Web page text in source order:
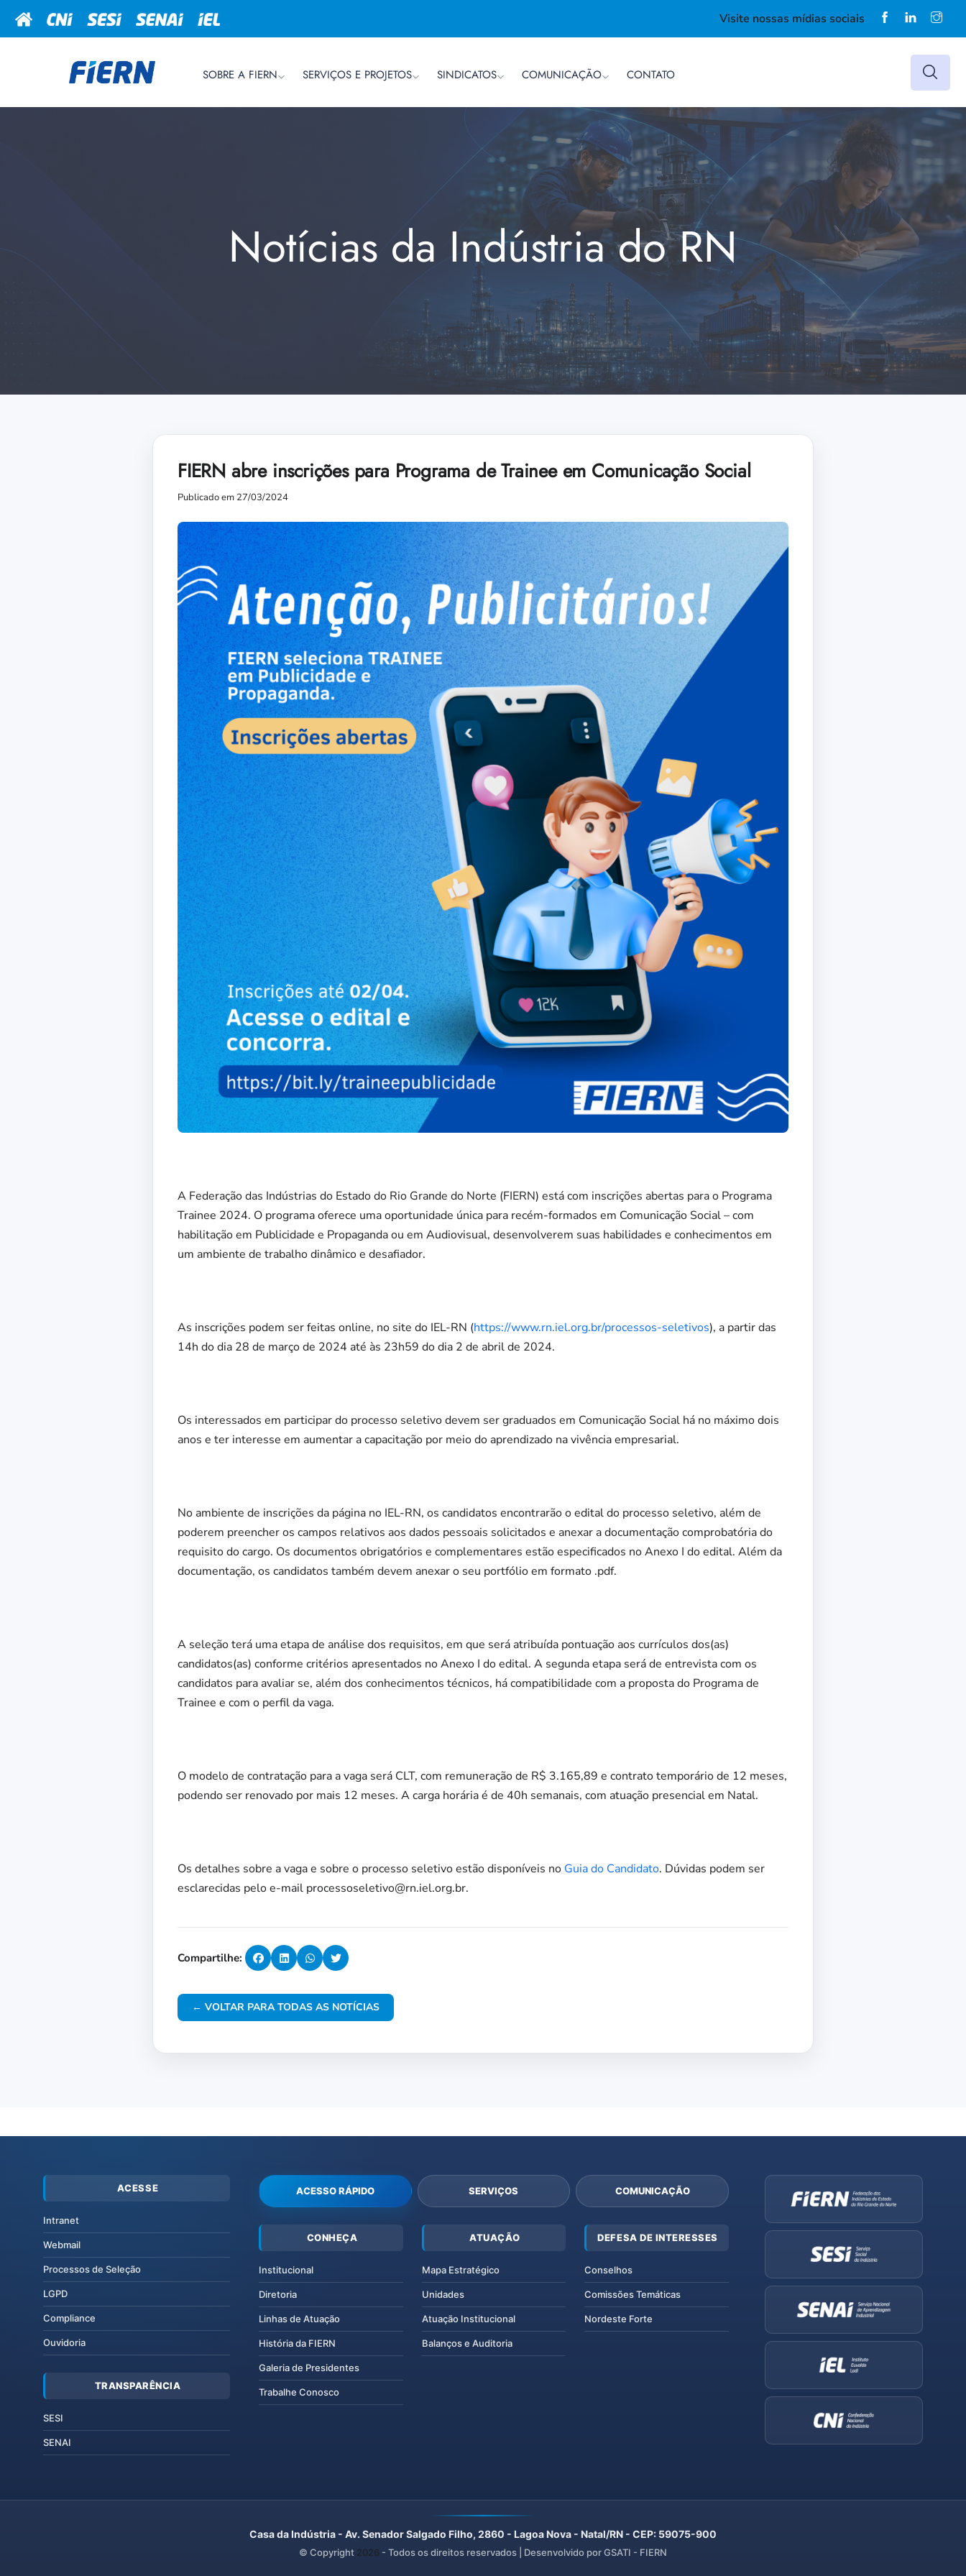
Visite nossas mídias sociais
SOBRE A FIERN SERVIÇOS E PROJETOS SINDICATOS COMUNICAÇÃO CONTATO
Notícias da Indústria do RN
FIERN abre inscrições para Programa de Trainee em Comunicação Social
Publicado em 27/03/2024
A Federação das Indústrias do Estado do Rio Grande do Norte (FIERN) está com inscrições abertas para o Programa
Trainee 2024. O programa oferece uma oportunidade única para recém-formados em Comunicação Social – com
habilitação em Publicidade e Propaganda ou em Audiovisual, desenvolverem suas habilidades e conhecimentos em
um ambiente de trabalho dinâmico e desafiador.
As inscrições podem ser feitas online, no site do IEL-RN (https://www.rn.iel.org.br/processos-seletivos), a partir das
14h do dia 28 de março de 2024 até às 23h59 do dia 2 de abril de 2024.
Os interessados em participar do processo seletivo devem ser graduados em Comunicação Social há no máximo dois
anos e ter interesse em aumentar a capacitação por meio do aprendizado na vivência empresarial.
No ambiente de inscrições da página no IEL-RN, os candidatos encontrarão o edital do processo seletivo, além de
poderem preencher os campos relativos aos dados pessoais solicitados e anexar a documentação comprobatória do
requisito do cargo. Os documentos obrigatórios e complementares estão especificados no Anexo I do edital. Além da
documentação, os candidatos também devem anexar o seu portfólio em formato .pdf.
A seleção terá uma etapa de análise dos requisitos, em que será atribuída pontuação aos currículos dos(as)
candidatos(as) conforme critérios apresentados no Anexo I do edital. A segunda etapa será de entrevista com os
candidatos para avaliar se, além dos conhecimentos técnicos, há compatibilidade com a proposta do Programa de
Trainee e com o perfil da vaga.
O modelo de contratação para a vaga será CLT, com remuneração de R$ 3.165,89 e contrato temporário de 12 meses,
podendo ser renovado por mais 12 meses. A carga horária é de 40h semanais, com atuação presencial em Natal.
Os detalhes sobre a vaga e sobre o processo seletivo estão disponíveis no Guia do Candidato. Dúvidas podem ser
esclarecidas pelo e-mail processoseletivo@rn.iel.org.br.
Compartilhe:
← VOLTAR PARA TODAS AS NOTÍCIAS
ACESSE
Intranet
Webmail
Processos de Seleção
LGPD
Compliance
Ouvidoria
TRANSPARÊNCIA
SESI
SENAI
ACESSO RÁPIDO SERVIÇOS COMUNICAÇÃO
CONHEÇA
Institucional
Diretoria
Linhas de Atuação
História da FIERN
Galeria de Presidentes
Trabalhe Conosco
ATUAÇÃO
Mapa Estratégico
Unidades
Atuação Institucional
Balanços e Auditoria
DEFESA DE INTERESSES
Conselhos
Comissões Temáticas
Nordeste Forte
Casa da Indústria - Av. Senador Salgado Filho, 2860 - Lagoa Nova - Natal/RN - CEP: 59075-900
© Copyright 2026 - Todos os direitos reservados | Desenvolvido por GSATI - FIERN